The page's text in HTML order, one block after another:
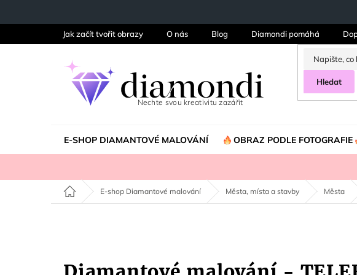
Jak začít tvořit obrazy O nás Blog Diamondi pomáhá
Hledat
E-SHOP DIAMANTOVÉ MALOVÁNÍ OBRAZ PODLE FOTOGRAFIE
Domů E-shop Diamantové malování Města, místa a stavby Města